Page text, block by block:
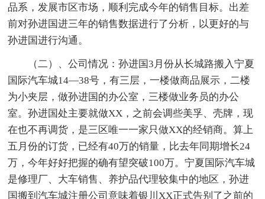
品系，发展市区市场，顺利完成今年的销售目标。出差
前对孙进国进三年的销售数据进行了分析，以更好的与
孙进国进行沟通。
（二）、公司情况：孙进国3月份从长城路搬入宁夏
国际汽车城14—38号，有三层，一楼做商品展示，二楼
为小夹层，做孙进国的办公室，三楼做业务员的办公
室。孙进国处主要就做XX，之前会调些美孚、壳牌，现
在也不再调货，是三区唯一一家只做XX的经销商。算上
五月份的订货，已经有40万的销量，比去年同期增长24
万，今年好好把握的确有望突破100万。宁夏国际汽车城
是修理厂、大车销售、养护品代理较集中的地区，孙进
国搬到汽车城注册公司意味着银川XX正式告别了之前的